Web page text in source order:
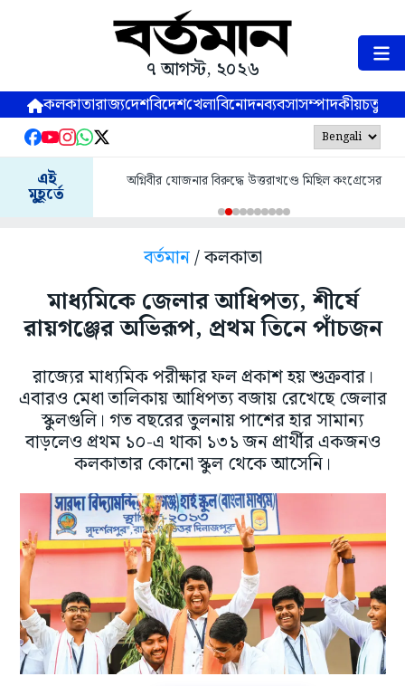
৭ আগস্ট, ২০২৬
কলকাতারাজ্যদেশবিদেশখেলাবিনোদনব্যবসাসম্পাদকীয়
এই
মুহূর্তে
অগ্নিবীর যোজনার বিরুদ্ধে উত্তরাখণ্ডে মিছিল কংগ্রেসের
বর্তমান/ কলকাতা
মাধ্যমিকে জেলার আধিপত্য, শীর্ষে
রায়গঞ্জের অভিরূপ, প্রথম তিনে পাঁচজন
রাজ্যের মাধ্যমিক পরীক্ষার ফল প্রকাশ হয় শুক্রবার।
এবারও মেধা তালিকায় আধিপত্য বজায় রেখেছে জেলার
স্কুলগুলি। গত বছরের তুলনায় পাশের হার সামান্য
বাড়লেও প্রথম ১০-এ থাকা ১৩১ জন প্রার্থীর একজনও
কলকাতার কোনো স্কুল থেকে আসেনি।